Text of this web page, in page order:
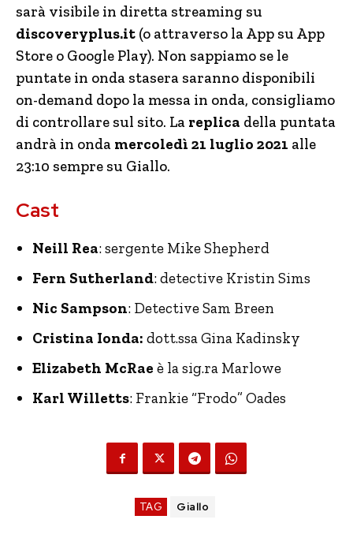
sarà visibile in diretta streaming su
discoveryplus.it (o attraverso la App su App
Store o Google Play). Non sappiamo se le
puntate in onda stasera saranno disponibili
on-demand dopo la messa in onda, consigliamo
di controllare sul sito. La replica della puntata
andrà in onda mercoledì 21 luglio 2021 alle
23:10 sempre su Giallo.
Cast
Neill Rea: sergente Mike Shepherd
Fern Sutherland: detective Kristin Sims
Nic Sampson: Detective Sam Breen
Cristina Ionda: dott.ssa Gina Kadinsky
Elizabeth McRae è la sig.ra Marlowe
Karl Willetts: Frankie “Frodo” Oades
TAG Giallo